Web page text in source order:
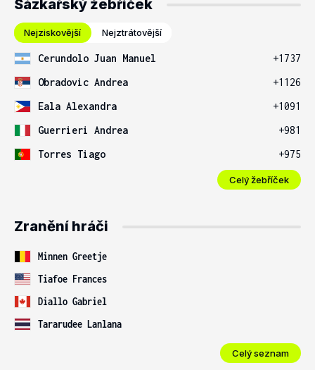
Sázkařský žebříček
Nejziskovější Nejztrátovější
Cerundolo Juan Manuel
+1737
Obradovic Andrea
+1126
Eala Alexandra
+1091
Guerrieri Andrea
+981
Torres Tiago
+975
Celý žebříček
Zranění hráči
Minnen Greetje
Tiafoe Frances
Diallo Gabriel
Tararudee Lanlana
Celý seznam